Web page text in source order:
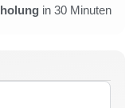
in 30 Minuten